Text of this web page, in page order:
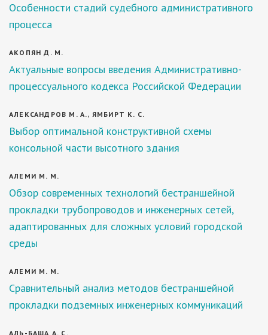
Особенности стадий судебного административного
процесса
АКОПЯН Д. М.
Актуальные вопросы введения Административно-
процессуального кодекса Российской Федерации
АЛЕКСАНДРОВ М. А., ЯМБИРТ К. С.
Выбор оптимальной конструктивной схемы
консольной части высотного здания
АЛЕМИ М. М.
Обзор современных технологий бестраншейной
прокладки трубопроводов и инженерных сетей,
адаптированных для сложных условий городской
среды
АЛЕМИ М. М.
Сравнительный анализ методов бестраншейной
прокладки подземных инженерных коммуникаций
АЛЬ-БАША А. С.